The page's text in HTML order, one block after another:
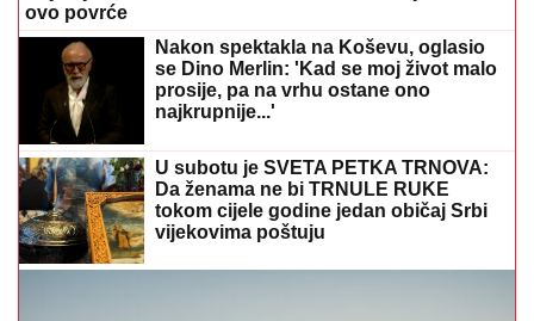
ovo povrće
Nakon spektakla na Koševu, oglasio
se Dino Merlin: 'Kad se moj život malo
prosije, pa na vrhu ostane ono
najkrupnije...'
U subotu je SVETA PETKA TRNOVA:
Da ženama ne bi TRNULE RUKE
tokom cijele godine jedan običaj Srbi
vijekovima poštuju